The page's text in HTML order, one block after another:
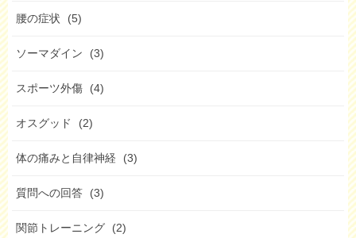
腰の症状 (5)
ソーマダイン (3)
スポーツ外傷 (4)
オスグッド (2)
体の痛みと自律神経 (3)
質問への回答 (3)
関節トレーニング (2)